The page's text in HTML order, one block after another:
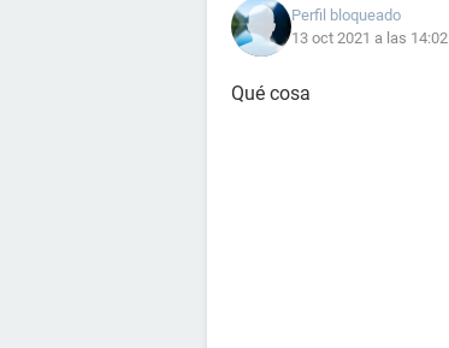
Perfil bloqueado
13 oct 2021 a las 14:02
Qué cosa